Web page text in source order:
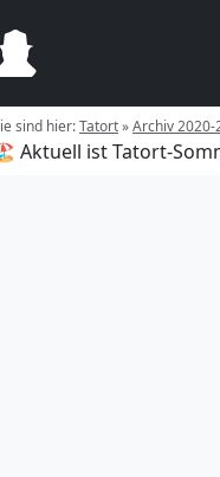
sind hier:Tatort»Archiv 2020-
Aktuell ist Tatort-